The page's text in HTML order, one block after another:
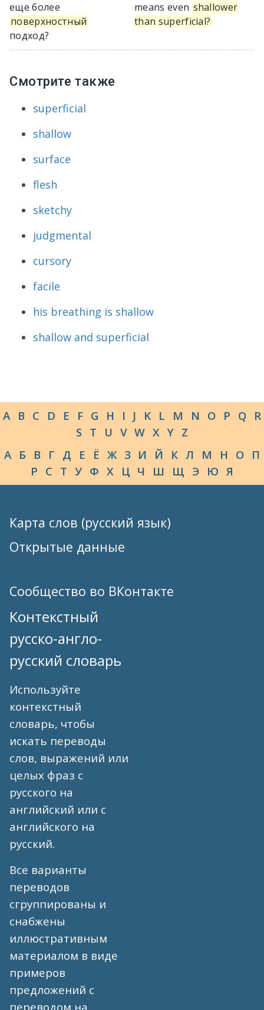
еще более
поверхностный
подход?
means even shallower
than superficial?
Смотрите также
superficial
shallow
surface
flesh
sketchy
judgmental
cursory
facile
his breathing is shallow
shallow and superficial
A B C D E F G H I J K L M N O P Q R
S T U V W X Y Z
А Б В Г Д Е Ё Ж З И Й К Л М Н О П
Р С Т У Ф Х Ц Ч Ш Щ Э Ю Я
Карта слов (русский язык)
Открытые данные
Сообщество во ВКонтакте
Контекстный
русско-англо-
русский словарь
Используйте
контекстный
словарь, чтобы
искать переводы
слов, выражений или
целых фраз с
русского на
английский или с
английского на
русский.
Все варианты
переводов
сгруппированы и
снабжены
иллюстративным
материалом в виде
примеров
предложений с
переводом на